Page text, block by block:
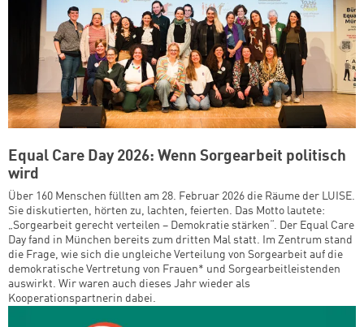
Equal Care Day 2026: Wenn Sorgearbeit politisch
wird
Über 160 Menschen füllten am 28. Februar 2026 die Räume der LUISE.
Sie diskutierten, hörten zu, lachten, feierten. Das Motto lautete:
„Sorgearbeit gerecht verteilen – Demokratie stärken“. Der Equal Care
Day fand in München bereits zum dritten Mal statt. Im Zentrum stand
die Frage, wie sich die ungleiche Verteilung von Sorgearbeit auf die
demokratische Vertretung von Frauen* und Sorgearbeitleistenden
auswirkt. Wir waren auch dieses Jahr wieder als
Kooperationspartnerin dabei.